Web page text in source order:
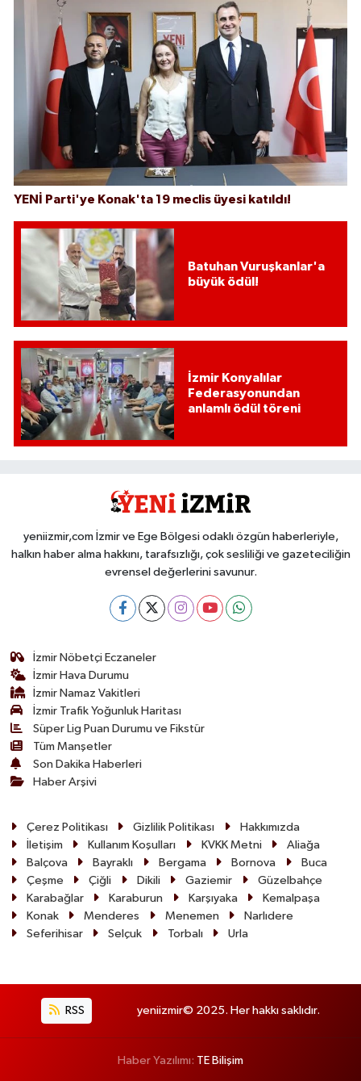
YENİ Parti'ye Konak'ta 19 meclis üyesi katıldı!
Batuhan Vuruşkanlar'a
büyük ödül!
İzmir Konyalılar
Federasyonundan
anlamlı ödül töreni
yeniizmir,com İzmir ve Ege Bölgesi odaklı özgün haberleriyle,
halkın haber alma hakkını, tarafsızlığı, çok sesliliği ve gazeteciliğin
evrensel değerlerini savunur.
İzmir Nöbetçi Eczaneler
İzmir Hava Durumu
İzmir Namaz Vakitleri
İzmir Trafik Yoğunluk Haritası
Süper Lig Puan Durumu ve Fikstür
Tüm Manşetler
Son Dakika Haberleri
Haber Arşivi
Çerez Politikası Gizlilik Politikası
Hakkımızda
İletişim
Kullanım Koşulları KVKK Metni
Aliağa
Balçova
Bayraklı Bergama Bornova
Buca
Çeşme
Çiğli Dikili Gaziemir
Güzelbahçe
Karabağlar
Karaburun Karşıyaka
Kemalpaşa
Konak
Menderes Menemen
Narlıdere
Seferihisar
Selçuk Torbalı Urla
RSS yeniizmir© 2025. Her hakkı saklıdır.
Haber Yazılımı: TE Bilişim